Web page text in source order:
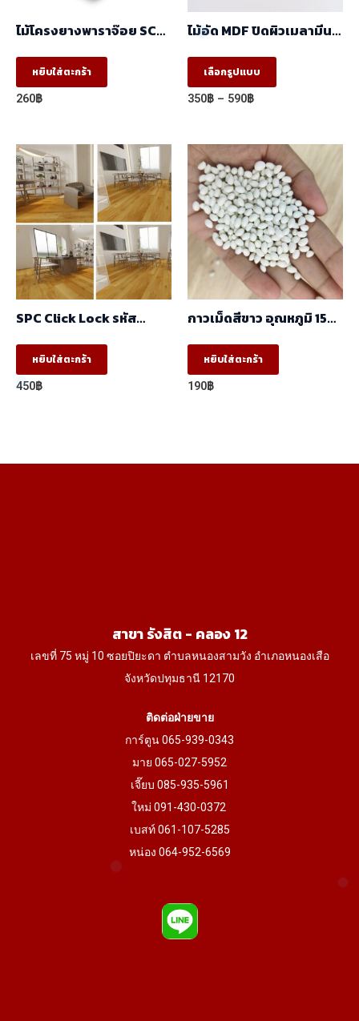
ไม้โครงยางพาราจ๊อย SC
(มัด10ท่อน)
หยิบใส่ตะกร้า
260฿
ไม้อัด MDF ปิดผิวเมลามีน
(1.22mx2.44m)
เลือกรูปแบบ
This
product
variants.
The
options
may
be
chosen
on
product
350฿ – 590฿Price
through
590฿
SPC Click Lock รหัส
230x1530x6mm.
หยิบใส่ตะกร้า
450฿
กาวเม็ดสีขาว อุณหภูมิ 150
หยิบใส่ตะกร้า
190฿
สาขา รังสิต - คลอง 12
เลขที่ 75 หมู่ 10 ซอยปิยะดา ตำบลหนองสามวัง อำเภอหนองเสือ
จังหวัดปทุมธานี 12170
ติดต่อฝ่ายขาย
การ์ตูน 065-939-0343
มาย 065-027-5952
เจี๊ยบ 085-935-5961
ใหม่ 091-430-0372
เบสท์ 061-107-5285
หน่อง 064-952-6569